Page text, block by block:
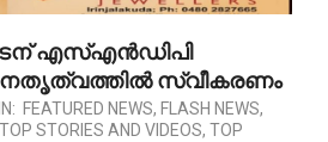
എസ്എൻഡിപി
സ്വീകരണം
IN: FEATURED NEWS, FLASH NEWS,
TOP STORIES AND VIDEOS, TOP